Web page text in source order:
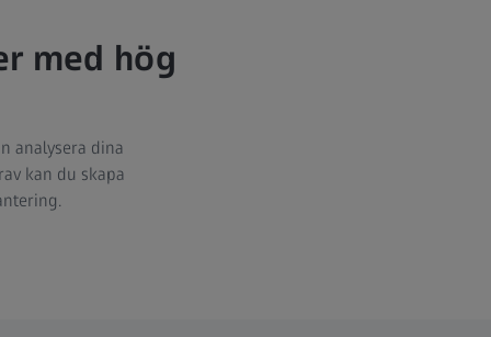
med hög
analysera dina
kan du skapa